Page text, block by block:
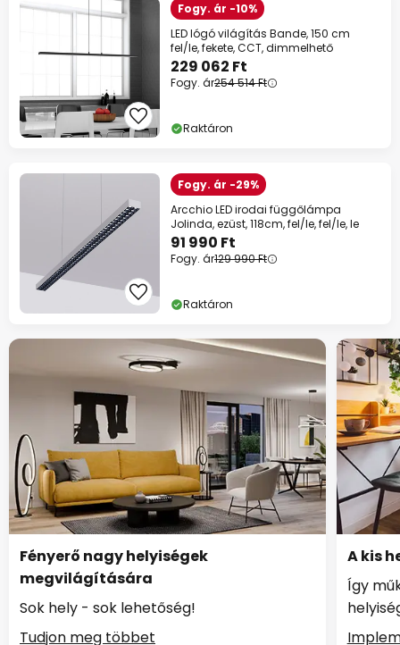
Fogy. ár -10%
LED lógó világítás Bande, 150 cm
fel/le, fekete, CCT, dimmelhető
229 062 Ft
Fogy. ár254 514 Ft
Raktáron
Fogy. ár -29%
Arcchio LED irodai függőlámpa
Jolinda, ezüst, 118cm, fel/le, fel/le, le
91 990 Ft
Fogy. ár129 990 Ft
Raktáron
Fényerő nagy helyiségek
megvilágítására
Sok hely - sok lehetőség!
Tudjon meg többet
A kis
Így